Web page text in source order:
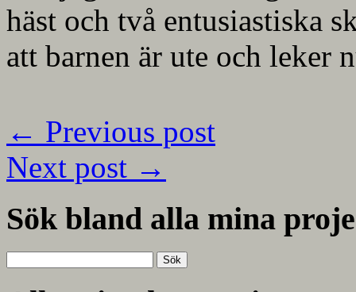
häst och två entusiastiska
att barnen är ute och leker
← Previous post
Next post →
Sök bland alla mina
efter: